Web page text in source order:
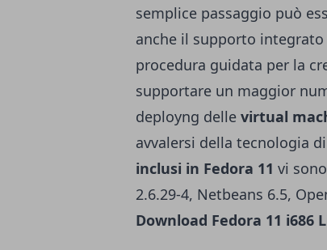
semplice passaggio può
anche il supporto integrato
procedura guidata per la
supportare un maggior
deployng delle virtual
avvalersi della tecnologia
inclusi in Fedora 11 vi
2.6.29-4, Netbeans 6.5,
Download Fedora 11 i686